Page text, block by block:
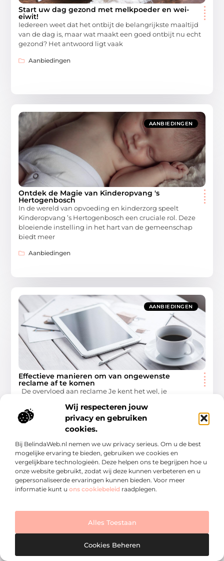
Wij respecteren jouw
privacy en gebruiken
cookies.
Bij BelindaWeb.nl nemen we uw privacy serieus. Om u de best
mogelijke ervaring te bieden, gebruiken we cookies en
vergelijkbare technologieën. Deze helpen ons te begrijpen hoe u
onze website gebruikt, zodat wij deze kunnen verbeteren en u
gepersonaliseerde ervaringen kunnen bieden. Voor meer
informatie kunt u ons cookiebeleid raadplegen.
Alles Toestaan
Cookies Beheren
Start uw dag gezond met melkpoeder en wei-
eiwit!
Iedereen weet dat het ontbijt de belangrijkste maaltijd
van de dag is, maar wat maakt een goed ontbijt nu echt
gezond? Het antwoord ligt vaak
Aanbiedingen
AANBIEDINGEN
Ontdek de Magie van Kinderopvang 's
Hertogenbosch
In de wereld van opvoeding en kinderzorg speelt
Kinderopvang ’s Hertogenbosch een cruciale rol. Deze
bloeiende instelling in het hart van de gemeenschap
biedt meer
Aanbiedingen
AANBIEDINGEN
Effectieve manieren om van ongewenste
reclame af te komen
De overvloed aan reclame Je kent het wel, je
met ongevraagde nieuwsbrieven en overal waar
Aanbiedingen
AANBIEDINGEN